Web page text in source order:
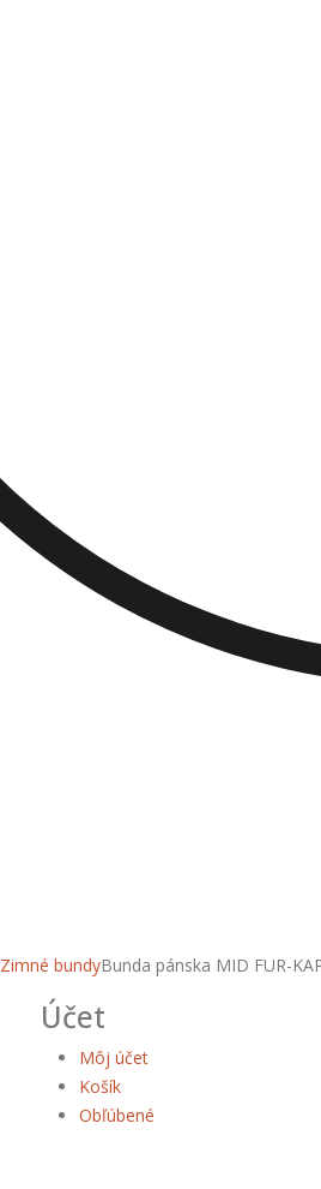
Zimné bundyBunda pánska MID FUR-
Účet
Môj účet
Košík
Obľúbené